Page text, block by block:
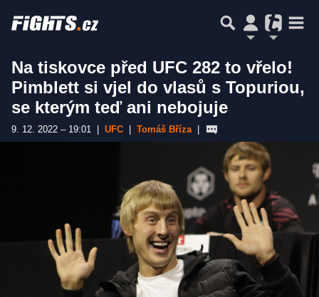
Na tiskovce před UFC 282 to vřelo!
Pimblett si vjel do vlasů s Topuriou,
se kterým teď ani nebojuje
9. 12. 2022 – 19:01 UFC Tomáš Bříza